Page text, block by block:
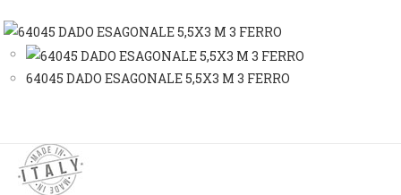
64045 DADO ESAGONALE 5,5X3 M 3 FERRO